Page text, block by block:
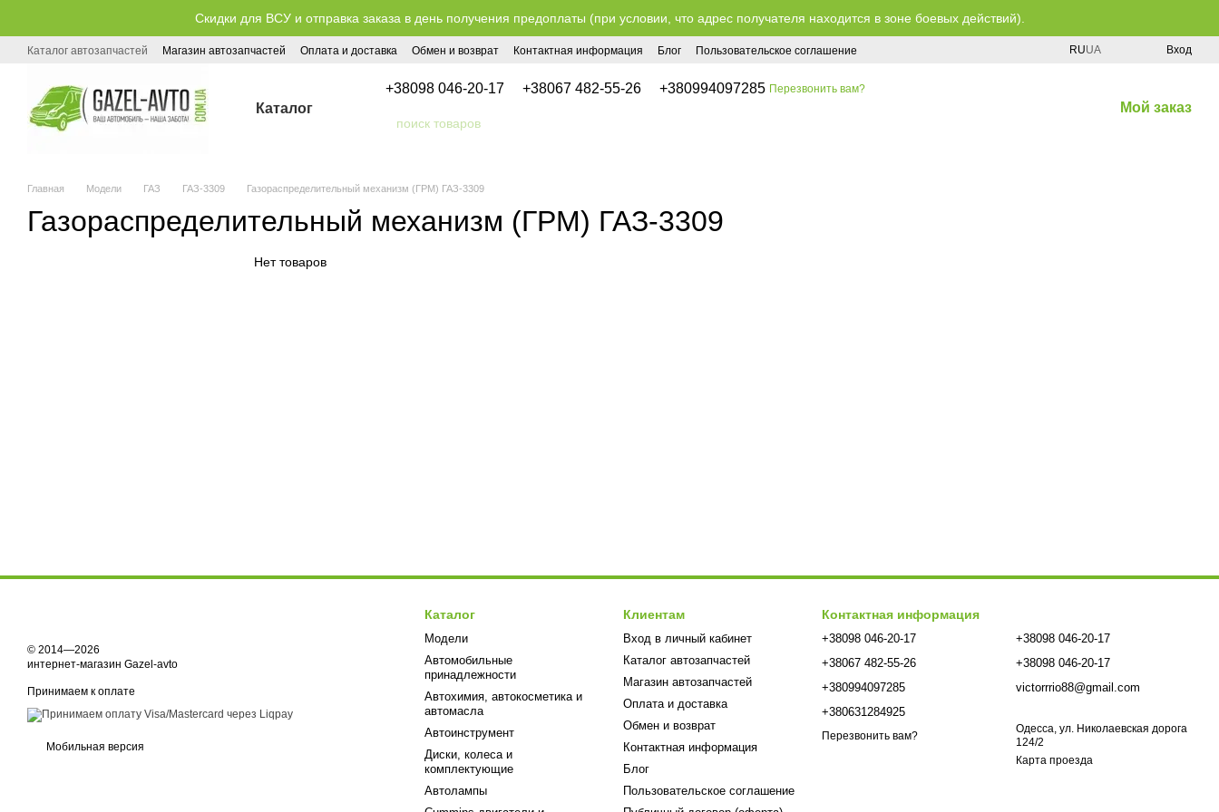
Перейти к основному контентуСкидки для ВСУ и отправка заказа в день получения предоплаты (при условии, что адрес получателя находится в зоне боевых действий).
Каталог автозапчастей Магазин автозапчастей Оплата и доставка Обмен и возврат Контактная информация Блог
Пользовательское соглашение
RUUA Вход
Каталог
+38098 046-20-17 +38067 482-55-26 +380994097285 Перезвонить вам?
Мой заказ
Главная Модели ГАЗ ГАЗ-3309 Газораспределительный механизм (ГРМ) ГАЗ-3309
Газораспределительный механизм (ГРМ) ГАЗ-3309
Нет товаров
© 2014—2026
интернет-магазин Gazel-avto
Принимаем к оплате
Мобильная версия
Каталог
Модели
Автомобильные
принадлежности
Автохимия, автокосметика и
автомасла
Автоинструмент
Диски, колеса и
комплектующие
Автолампы
Клиентам
Вход в личный кабинет
Каталог автозапчастей
Магазин автозапчастей
Оплата и доставка
Обмен и возврат
Контактная информация
Блог
Пользовательское соглашение
Контактная информация
+38098 046-20-17
+38067 482-55-26
+380994097285
+380631284925
Перезвонить вам?
+38098 046-20-17
+38098 046-20-17
victorrrio88@gmail.com
Одесса, ул. Николаевская дорога
124/2
Карта проезда